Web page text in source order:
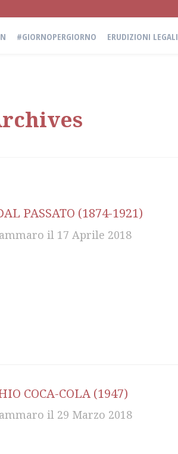
#GIORNOPERGIORNO ERUDIZIONI LEGALI
PASSATO (1874-1921)
il 17 Aprile 2018
COCA-COLA (1947)
il 29 Marzo 2018